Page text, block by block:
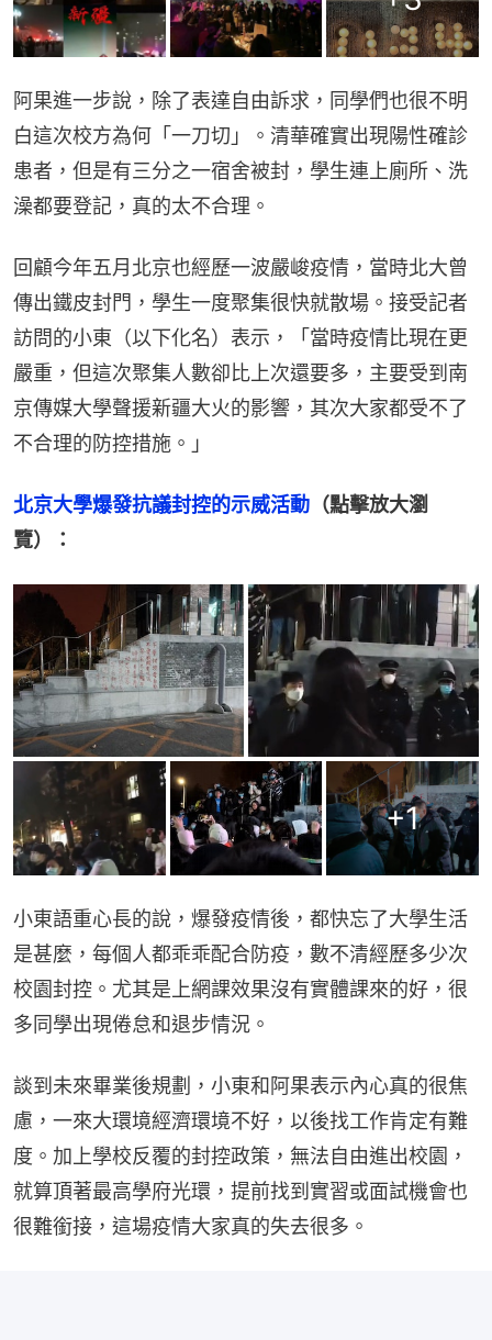
阿果進一步說，除了表達自由訴求，同學們也很不明
白這次校方為何「一刀切」。清華確實出現陽性確診
患者，但是有三分之一宿舍被封，學生連上廁所、洗
澡都要登記，真的太不合理。
回顧今年五月北京也經歷一波嚴峻疫情，當時北大曾
傳出鐵皮封門，學生一度聚集很快就散場。接受記者
訪問的小東（以下化名）表示，「當時疫情比現在更
嚴重，但這次聚集人數卻比上次還要多，主要受到南
京傳媒大學聲援新疆大火的影響，其次大家都受不了
不合理的防控措施。」
北京大學爆發抗議封控的示威活動 （點擊放大瀏
覽）：
+1
小東語重心長的說，爆發疫情後，都快忘了大學生活
是甚麼，每個人都乖乖配合防疫，數不清經歷多少次
校園封控。尤其是上網課效果沒有實體課來的好，很
多同學出現倦怠和退步情況。
談到未來畢業後規劃，小東和阿果表示內心真的很焦
慮，一來大環境經濟環境不好，以後找工作肯定有難
度。加上學校反覆的封控政策，無法自由進出校園，
就算頂著最高學府光環，提前找到實習或面試機會也
很難銜接，這場疫情大家真的失去很多。